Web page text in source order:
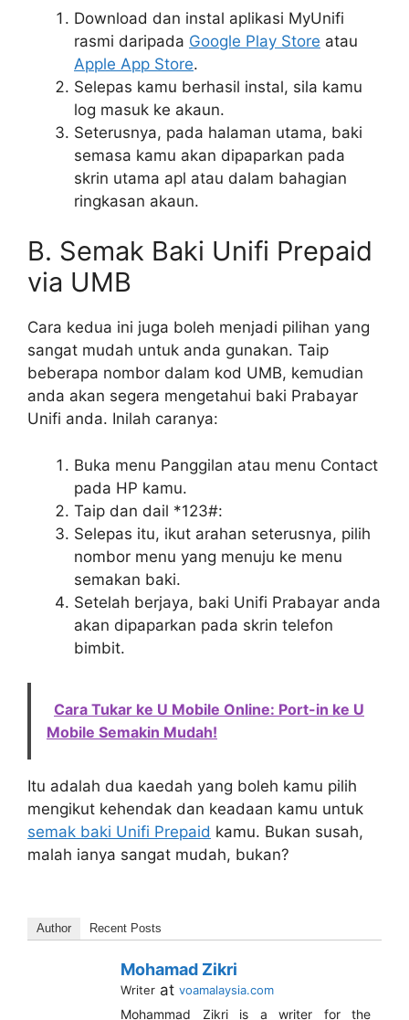
Download dan instal aplikasi MyUnifi
rasmi daripada Google Play Store atau
Apple App Store.
Selepas kamu berhasil instal, sila kamu
log masuk ke akaun.
Seterusnya, pada halaman utama, baki
semasa kamu akan dipaparkan pada
skrin utama apl atau dalam bahagian
ringkasan akaun.
B. Semak Baki Unifi Prepaid
via UMB
Cara kedua ini juga boleh menjadi pilihan yang
sangat mudah untuk anda gunakan. Taip
beberapa nombor dalam kod UMB, kemudian
anda akan segera mengetahui baki Prabayar
Unifi anda. Inilah caranya:
Buka menu Panggilan atau menu Contact
pada HP kamu.
Taip dan dail *123#:
Selepas itu, ikut arahan seterusnya, pilih
nombor menu yang menuju ke menu
semakan baki.
Setelah berjaya, baki Unifi Prabayar anda
akan dipaparkan pada skrin telefon
bimbit.
Cara Tukar ke U Mobile Online: Port-in ke U
Mobile Semakin Mudah!
Itu adalah dua kaedah yang boleh kamu pilih
mengikut kehendak dan keadaan kamu untuk
semak baki Unifi Prepaid kamu. Bukan susah,
malah ianya sangat mudah, bukan?
Author Recent Posts
Mohamad Zikri
Writer at voamalaysia.com
Mohammad Zikri is a writer for the